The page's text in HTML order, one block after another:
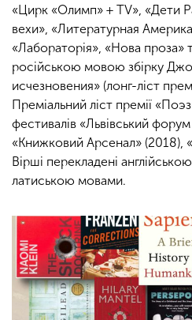
«Цирк «Олимп» + TV», «Дети
вехи», «Литературная
«Лабораторія», «Нова проза»
російською мовою збірку
исчезновения» (лонг-ліст
Преміальний ліст премії
фестивалів «Львівський
«Книжковий Арсенал» (2018),
Вірші перекладені
латиською мовами.